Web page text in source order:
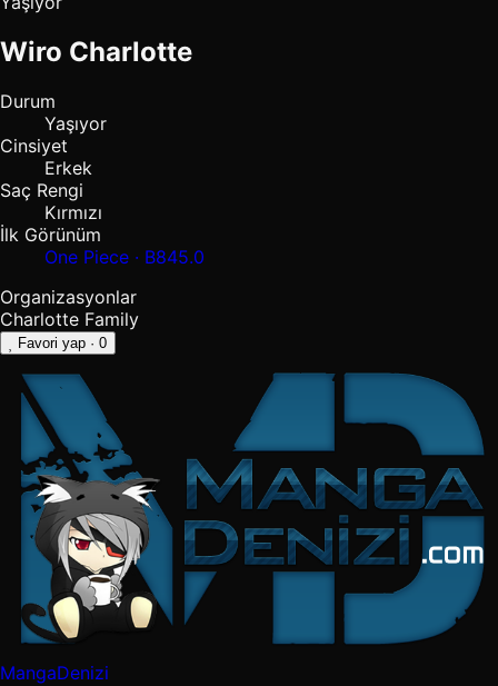
Wiro Charlotte
Durum
Yaşıyor
Cinsiyet
Erkek
Saç Rengi
Kırmızı
İlk Görünüm
One Piece · B845.0
Organizasyonlar
Charlotte Family
Favori yap · 0
MangaDenizi